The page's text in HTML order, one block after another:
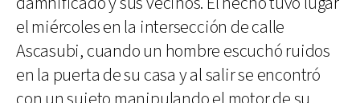
el miércoles en la intersección de calle
Ascasubi, cuando un hombre escuchó ruidos
en la puerta de su casa y al salir se encontró